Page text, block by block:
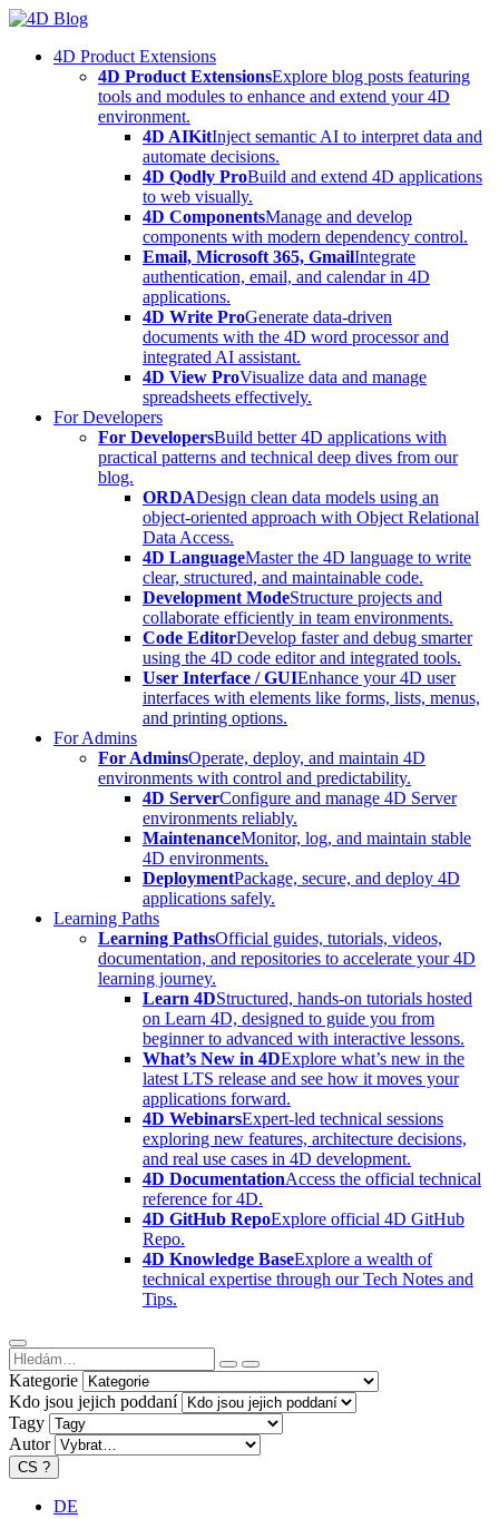
Skip
content4D Product Extensions
4D Product ExtensionsExplore blog posts featuring
tools and modules to enhance and extend your 4D
environment.
4D AIKitInject semantic AI to interpret data and
automate decisions.
4D Qodly ProBuild and extend 4D applications
to web visually.
4D ComponentsManage and develop
components with modern dependency control.
Email, Microsoft 365, GmailIntegrate
authentication, email, and calendar in 4D
applications.
4D Write ProGenerate data-driven
documents with the 4D word processor and
integrated AI assistant.
4D View ProVisualize data and manage
spreadsheets effectively.
For Developers
For DevelopersBuild better 4D applications with
practical patterns and technical deep dives from our
blog.
ORDADesign clean data models using an
object-oriented approach with Object Relational
Data Access.
4D LanguageMaster the 4D language to write
clear, structured, and maintainable code.
Development ModeStructure projects and
collaborate efficiently in team environments.
Code EditorDevelop faster and debug smarter
using the 4D code editor and integrated tools.
User Interface / GUIEnhance your 4D user
interfaces with elements like forms, lists, menus,
and printing options.
For Admins
For AdminsOperate, deploy, and maintain 4D
environments with control and predictability.
4D ServerConfigure and manage 4D Server
environments reliably.
MaintenanceMonitor, log, and maintain stable
4D environments.
DeploymentPackage, secure, and deploy 4D
applications safely.
Learning Paths
Learning PathsOfficial guides, tutorials, videos,
documentation, and repositories to accelerate your 4D
learning journey.
Learn 4DStructured, hands-on tutorials hosted
on Learn 4D, designed to guide you from
beginner to advanced with interactive lessons.
What’s New in 4DExplore what’s new in the
latest LTS release and see how it moves your
applications forward.
4D WebinarsExpert-led technical sessions
exploring new features, architecture decisions,
and real use cases in 4D development.
4D DocumentationAccess the official technical
reference for 4D.
4D GitHub RepoExplore official 4D GitHub
Repo.
4D Knowledge BaseExplore a wealth of
technical expertise through our Tech Notes and
Tips.
Kategorie
Kdo jsou jejich poddaní
Tagy
Autor
CS ?
DE